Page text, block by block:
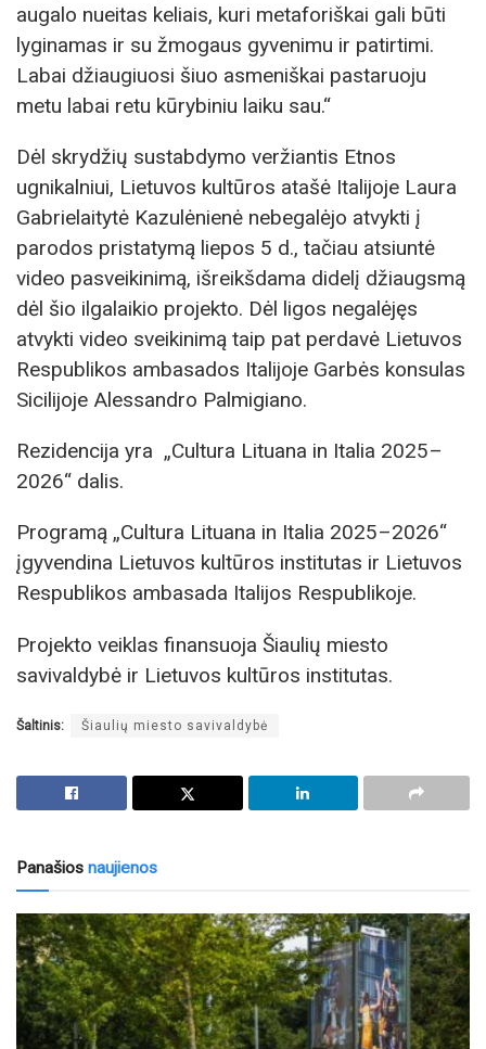
augalo nueitas keliais, kuri metaforiškai gali būti
lyginamas ir su žmogaus gyvenimu ir patirtimi.
Labai džiaugiuosi šiuo asmeniškai pastaruoju
metu labai retu kūrybiniu laiku sau.“
Dėl skrydžių sustabdymo veržiantis Etnos
ugnikalniui, Lietuvos kultūros atašė Italijoje Laura
Gabrielaitytė Kazulėnienė nebegalėjo atvykti į
parodos pristatymą liepos 5 d., tačiau atsiuntė
video pasveikinimą, išreikšdama didelį džiaugsmą
dėl šio ilgalaikio projekto. Dėl ligos negalėjęs
atvykti video sveikinimą taip pat perdavė Lietuvos
Respublikos ambasados Italijoje Garbės konsulas
Sicilijoje Alessandro Palmigiano.
Rezidencija yra „Cultura Lituana in Italia 2025–
2026“ dalis.
Programą „Cultura Lituana in Italia 2025–2026“
įgyvendina Lietuvos kultūros institutas ir Lietuvos
Respublikos ambasada Italijos Respublikoje.
Projekto veiklas finansuoja Šiaulių miesto
savivaldybė ir Lietuvos kultūros institutas.
Šaltinis: Šiaulių miesto savivaldybė
Panašios naujienos